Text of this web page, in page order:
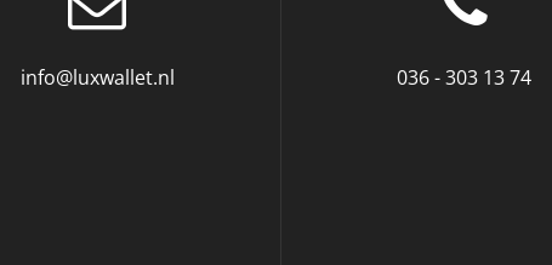
info@luxwallet.nl 036 - 303 13 74